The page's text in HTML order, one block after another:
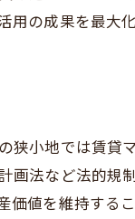
の成果を最大化
狭小地では賃貸
画法など法的規
値を維持するこ